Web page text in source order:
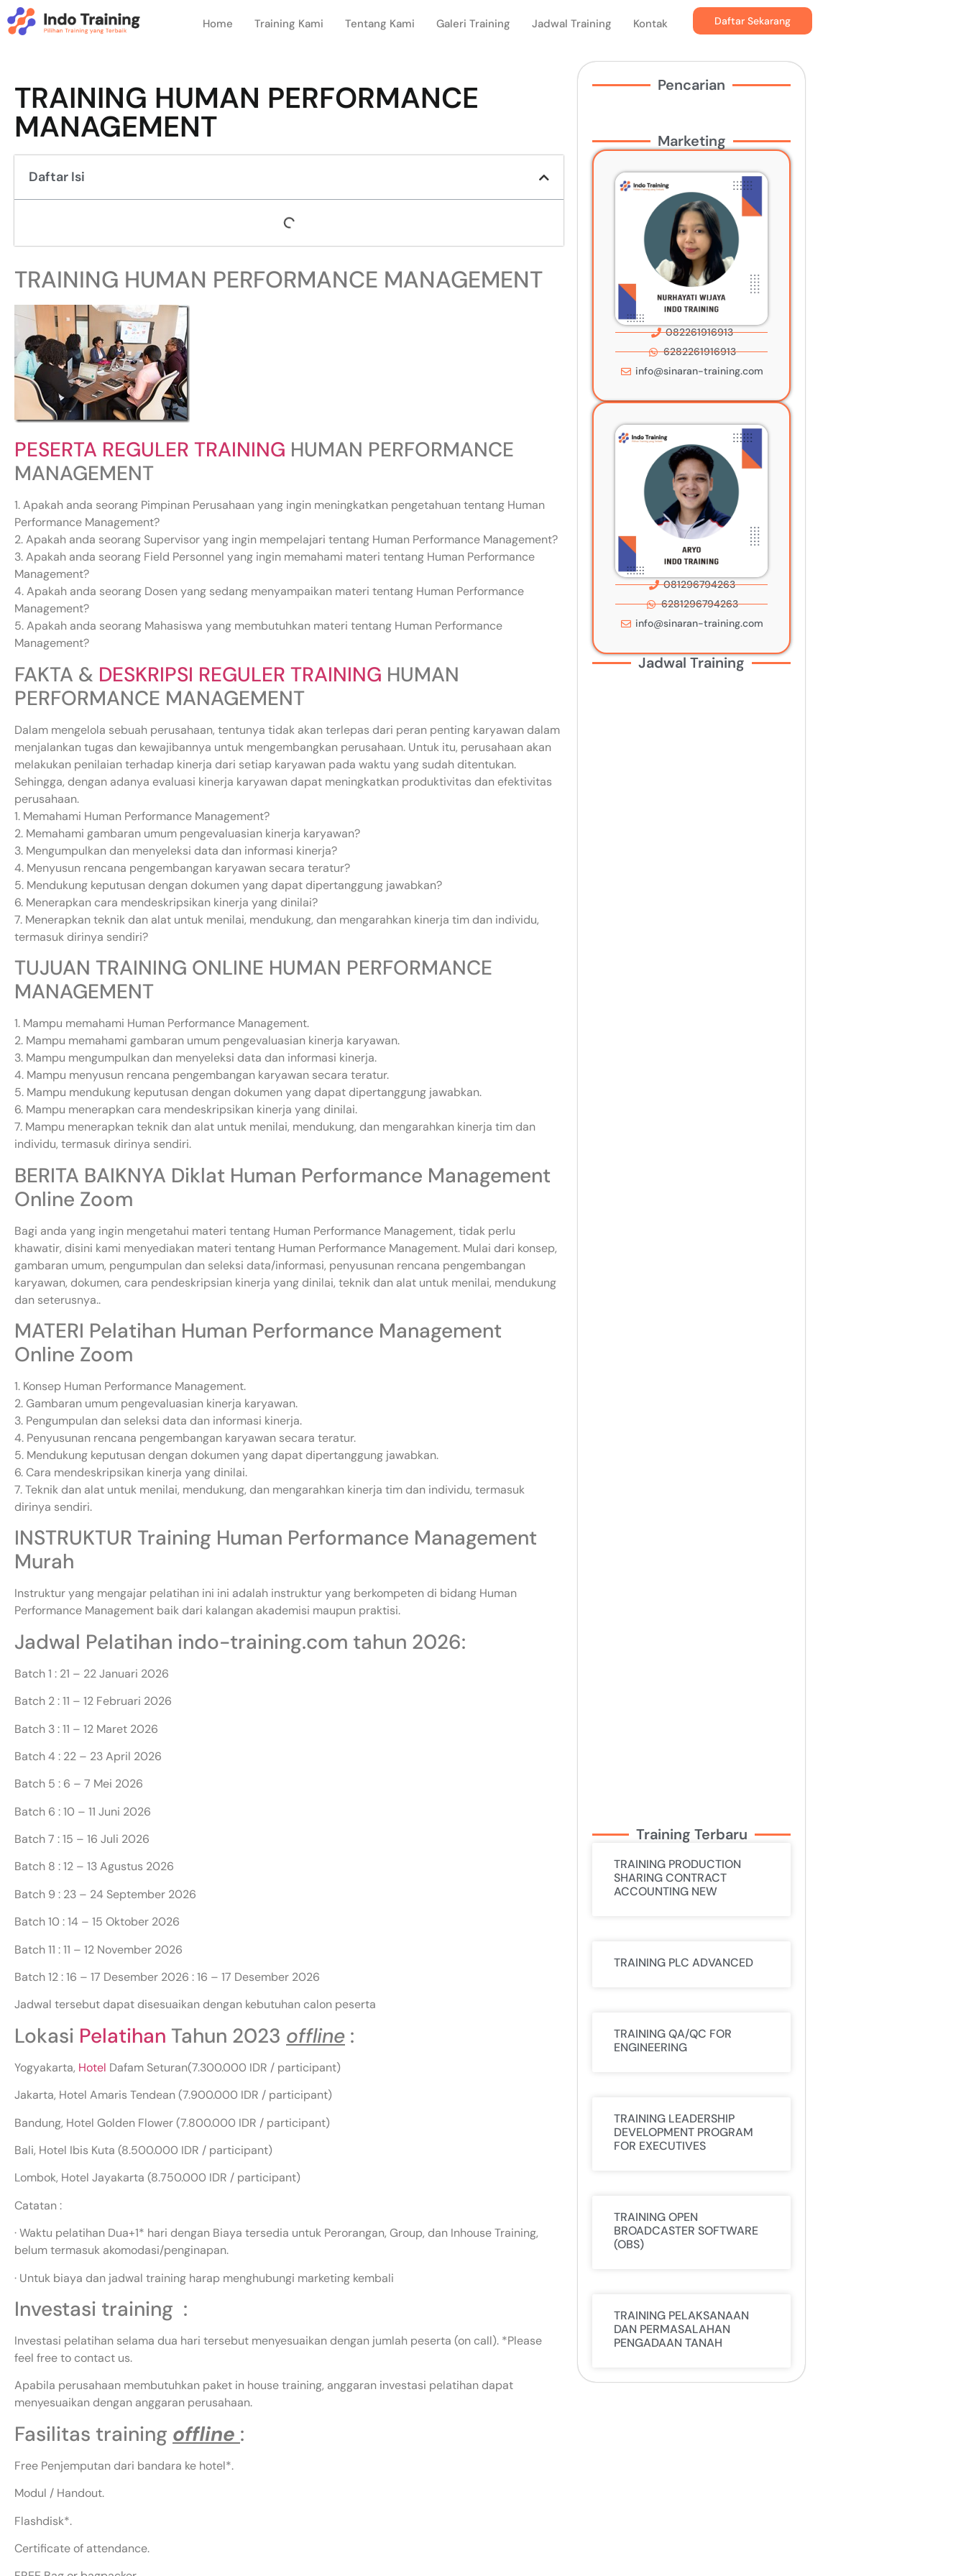
Home Training Kami Tentang Kami Galeri Training Jadwal Training Kontak Daftar Sekarang
TRAINING HUMAN PERFORMANCE
MANAGEMENT
Daftar Isi
TRAINING HUMAN PERFORMANCE MANAGEMENT
PESERTA REGULER TRAINING HUMAN PERFORMANCE
MANAGEMENT
1. Apakah anda seorang Pimpinan Perusahaan yang ingin meningkatkan pengetahuan tentang Human
Performance Management?
2. Apakah anda seorang Supervisor yang ingin mempelajari tentang Human Performance Management?
3. Apakah anda seorang Field Personnel yang ingin memahami materi tentang Human Performance
Management?
4. Apakah anda seorang Dosen yang sedang menyampaikan materi tentang Human Performance
Management?
5. Apakah anda seorang Mahasiswa yang membutuhkan materi tentang Human Performance
Management?
FAKTA & DESKRIPSI REGULER TRAINING HUMAN
PERFORMANCE MANAGEMENT
Dalam mengelola sebuah perusahaan, tentunya tidak akan terlepas dari peran penting karyawan dalam
menjalankan tugas dan kewajibannya untuk mengembangkan perusahaan. Untuk itu, perusahaan akan
melakukan penilaian terhadap kinerja dari setiap karyawan pada waktu yang sudah ditentukan.
Sehingga, dengan adanya evaluasi kinerja karyawan dapat meningkatkan produktivitas dan efektivitas
perusahaan.
1. Memahami Human Performance Management?
2. Memahami gambaran umum pengevaluasian kinerja karyawan?
3. Mengumpulkan dan menyeleksi data dan informasi kinerja?
4. Menyusun rencana pengembangan karyawan secara teratur?
5. Mendukung keputusan dengan dokumen yang dapat dipertanggung jawabkan?
6. Menerapkan cara mendeskripsikan kinerja yang dinilai?
7. Menerapkan teknik dan alat untuk menilai, mendukung, dan mengarahkan kinerja tim dan individu,
termasuk dirinya sendiri?
TUJUAN TRAINING ONLINE HUMAN PERFORMANCE
MANAGEMENT
1. Mampu memahami Human Performance Management.
2. Mampu memahami gambaran umum pengevaluasian kinerja karyawan.
3. Mampu mengumpulkan dan menyeleksi data dan informasi kinerja.
4. Mampu menyusun rencana pengembangan karyawan secara teratur.
5. Mampu mendukung keputusan dengan dokumen yang dapat dipertanggung jawabkan.
6. Mampu menerapkan cara mendeskripsikan kinerja yang dinilai.
7. Mampu menerapkan teknik dan alat untuk menilai, mendukung, dan mengarahkan kinerja tim dan
individu, termasuk dirinya sendiri.
BERITA BAIKNYA Diklat Human Performance Management
Online Zoom
Bagi anda yang ingin mengetahui materi tentang Human Performance Management, tidak perlu
khawatir, disini kami menyediakan materi tentang Human Performance Management. Mulai dari konsep,
gambaran umum, pengumpulan dan seleksi data/informasi, penyusunan rencana pengembangan
karyawan, dokumen, cara pendeskripsian kinerja yang dinilai, teknik dan alat untuk menilai, mendukung
dan seterusnya..
MATERI Pelatihan Human Performance Management
Online Zoom
1. Konsep Human Performance Management.
2. Gambaran umum pengevaluasian kinerja karyawan.
3. Pengumpulan dan seleksi data dan informasi kinerja.
4. Penyusunan rencana pengembangan karyawan secara teratur.
5. Mendukung keputusan dengan dokumen yang dapat dipertanggung jawabkan.
6. Cara mendeskripsikan kinerja yang dinilai.
7. Teknik dan alat untuk menilai, mendukung, dan mengarahkan kinerja tim dan individu, termasuk
dirinya sendiri.
INSTRUKTUR Training Human Performance Management
Murah
Instruktur yang mengajar pelatihan ini ini adalah instruktur yang berkompeten di bidang Human
Performance Management baik dari kalangan akademisi maupun praktisi.
Jadwal Pelatihan indo-training.com tahun 2026:
Batch 1 : 21 – 22 Januari 2026
Batch 2 : 11 – 12 Februari 2026
Batch 3 : 11 – 12 Maret 2026
Batch 4 : 22 – 23 April 2026
Batch 5 : 6 – 7 Mei 2026
Batch 6 : 10 – 11 Juni 2026
Batch 7 : 15 – 16 Juli 2026
Batch 8 : 12 – 13 Agustus 2026
Batch 9 : 23 – 24 September 2026
Batch 10 : 14 – 15 Oktober 2026
Batch 11 : 11 – 12 November 2026
Batch 12 : 16 – 17 Desember 2026 : 16 – 17 Desember 2026
Jadwal tersebut dapat disesuaikan dengan kebutuhan calon peserta
Lokasi Pelatihan Tahun 2023 offline :
Yogyakarta, Hotel Dafam Seturan(7.300.000 IDR / participant)
Jakarta, Hotel Amaris Tendean (7.900.000 IDR / participant)
Bandung, Hotel Golden Flower (7.800.000 IDR / participant)
Bali, Hotel Ibis Kuta (8.500.000 IDR / participant)
Lombok, Hotel Jayakarta (8.750.000 IDR / participant)
Catatan :
· Waktu pelatihan Dua+1* hari dengan Biaya tersedia untuk Perorangan, Group, dan Inhouse Training,
belum termasuk akomodasi/penginapan.
· Untuk biaya dan jadwal training harap menghubungi marketing kembali
Investasi training :
Investasi pelatihan selama dua hari tersebut menyesuaikan dengan jumlah peserta (on call). *Please
feel free to contact us.
Apabila perusahaan membutuhkan paket in house training, anggaran investasi pelatihan dapat
menyesuaikan dengan anggaran perusahaan.
Fasilitas training offline :
Free Penjemputan dari bandara ke hotel*.
Modul / Handout.
Flashdisk*.
Certificate of attendance.
Pencarian
Marketing
082261916913
6282261916913
info@sinaran-training.com
081296794263
6281296794263
info@sinaran-training.com
Jadwal Training
Training Terbaru
TRAINING PRODUCTION
SHARING CONTRACT
ACCOUNTING NEW
TRAINING PLC ADVANCED
TRAINING QA/QC FOR
ENGINEERING
TRAINING LEADERSHIP
DEVELOPMENT PROGRAM
FOR EXECUTIVES
TRAINING OPEN
BROADCASTER SOFTWARE
(OBS)
TRAINING PELAKSANAAN
DAN PERMASALAHAN
PENGADAAN TANAH